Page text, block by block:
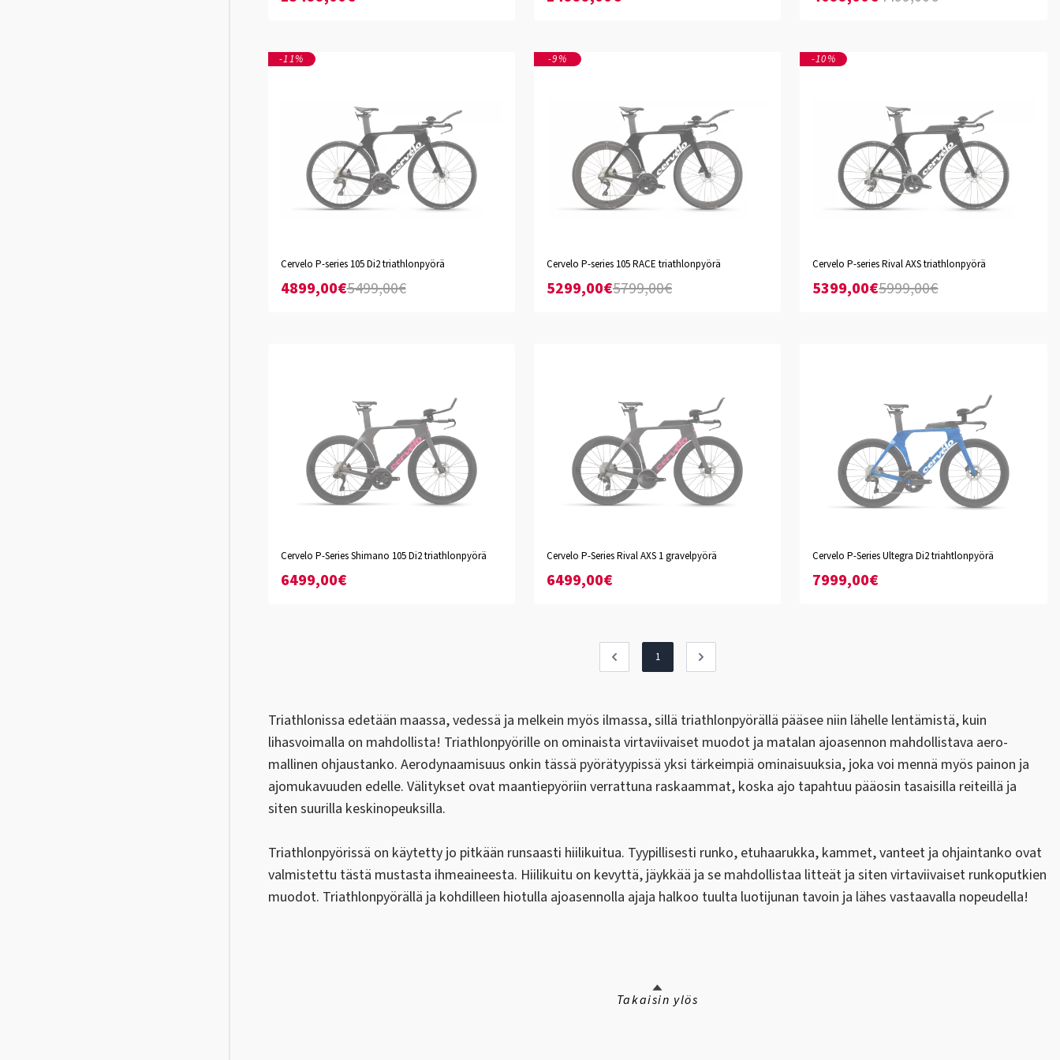
Black
XS S M L XL XXL
-11%
Cervelo P-series 105 Di2 triathlonpyörä
4899,00€5499,00€
Black
XS S M L XL XXL
-9%
Cervelo P-series 105 RACE triathlonpyörä
5299,00€5799,00€
Black
XS S M L XL
-10%
Cervelo P-series Rival AXS triathlonpyörä
5399,00€5999,00€
Abyss
Haleakala
XS S M L XL XXL
Cervelo P-Series Shimano 105 Di2 triathlonpyörä
6499,00€
Haleakala
XS S M L XL XXL
Cervelo P-Series Rival AXS 1 gravelpyörä
6499,00€
Abyss
Haleakala
XS S M L XL XXL
Cervelo P-Series Ultegra Di2 triahtlonpyörä
7999,00€
1
Triathlonissa edetään maassa, vedessä ja melkein myös ilmassa, sillä triathlonpyörällä pääsee niin lähelle lentämistä, kuin
lihasvoimalla on mahdollista! Triathlonpyörille on ominaista virtaviivaiset muodot ja matalan ajoasennon mahdollistava aero-
mallinen ohjaustanko. Aerodynaamisuus onkin tässä pyörätyypissä yksi tärkeimpiä ominaisuuksia, joka voi mennä myös painon ja
ajomukavuuden edelle. Välitykset ovat maantiepyöriin verrattuna raskaammat, koska ajo tapahtuu pääosin tasaisilla reiteillä ja
siten suurilla keskinopeuksilla.
Triathlonpyörissä on käytetty jo pitkään runsaasti hiilikuitua. Tyypillisesti runko, etuhaarukka, kammet, vanteet ja ohjaintanko ovat
valmistettu tästä mustasta ihmeaineesta. Hiilikuitu on kevyttä, jäykkää ja se mahdollistaa litteät ja siten virtaviivaiset runkoputkien
muodot. Triathlonpyörällä ja kohdilleen hiotulla ajoasennolla ajaja halkoo tuulta luotijunan tavoin ja lähes vastaavalla nopeudella!
Takaisin ylös